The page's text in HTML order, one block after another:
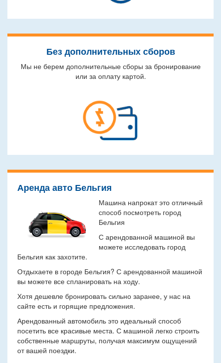
Без дополнительных сборов
Мы не берем дополнительные сборы за бронирование
или за оплату картой.
Аренда авто Бельгия
Машина напрокат это отличный
способ посмотреть город
Бельгия
С арендованной машиной вы
можете исследовать город
Бельгия как захотите.
Отдыхаете в городе Бельгия? С арендованной машиной
вы можете все спланировать на ходу.
Хотя дешевле бронировать сильно заранее, у нас на
сайте есть и горящие предложения.
Арендованный автомобиль это идеальный способ
посетить все красивые места. С машиной легко строить
собственные маршруты, получая максимум ощущений
от вашей поездки.